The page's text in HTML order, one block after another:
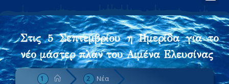
Στις 5 Σεπτεμβρίου η Ημερίδα για το
νέο μάστερ πλαν του Λιμένα Ελευσίνας
Νέα